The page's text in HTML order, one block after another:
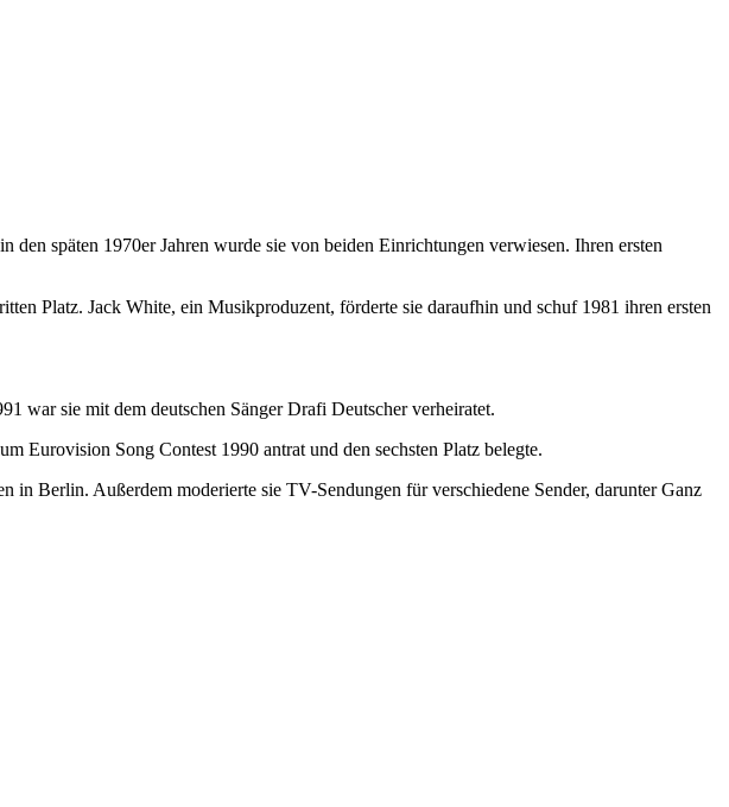
späten 1970er Jahren wurde sie von beiden Einrichtungen verwiesen. Ihren ersten
Platz. Jack White, ein Musikproduzent, förderte sie daraufhin und schuf 1981 ihren ersten
war sie mit dem deutschen Sänger Drafi Deutscher verheiratet.
Eurovision Song Contest 1990 antrat und den sechsten Platz belegte.
Berlin. Außerdem moderierte sie TV-Sendungen für verschiedene Sender, darunter Ganz